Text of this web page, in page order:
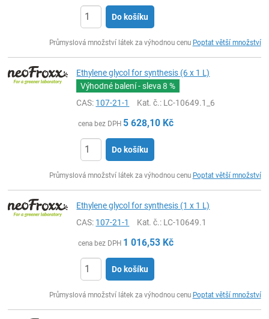
Do košíku
Průmyslová množství látek za výhodnou cenu Poptat větší množství
Ethylene glycol for synthesis (6 x 1 L)
Výhodné balení - sleva8 %
CAS: 107-21-1 Kat. č.: LC-10649.1_6
cena bez DPH 5 628,10 Kč
Do košíku
Průmyslová množství látek za výhodnou cenu Poptat větší množství
Ethylene glycol for synthesis (1 x 1 L)
CAS: 107-21-1 Kat. č.: LC-10649.1
cena bez DPH 1 016,53 Kč
Do košíku
Průmyslová množství látek za výhodnou cenu Poptat větší množství